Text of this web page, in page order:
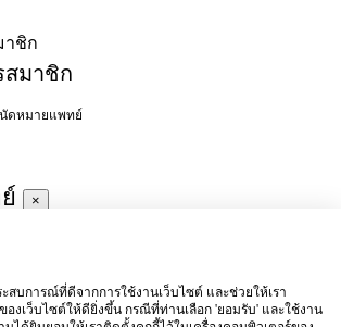
าชิก
สมาชิก
ดหมายแพทย์
×
สบการณ์ที่ดีจากการใช้งานเว็บไซต์ และช่วยให้เรา
เว็บไซต์ให้ดียิ่งขึ้น กรณีที่ท่านเลือก 'ยอมรับ' และใช้งาน